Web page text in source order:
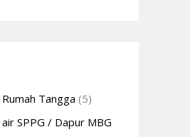
Tangga (5)
SPPG / Dapur MBG